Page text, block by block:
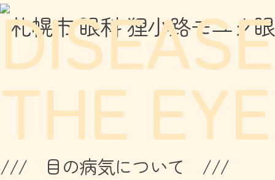
THE EYE
/// 目の病気について ///